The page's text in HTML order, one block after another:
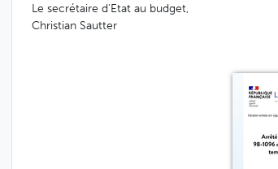
Le secrétaire d'Etat au budget,
Christian Sautter